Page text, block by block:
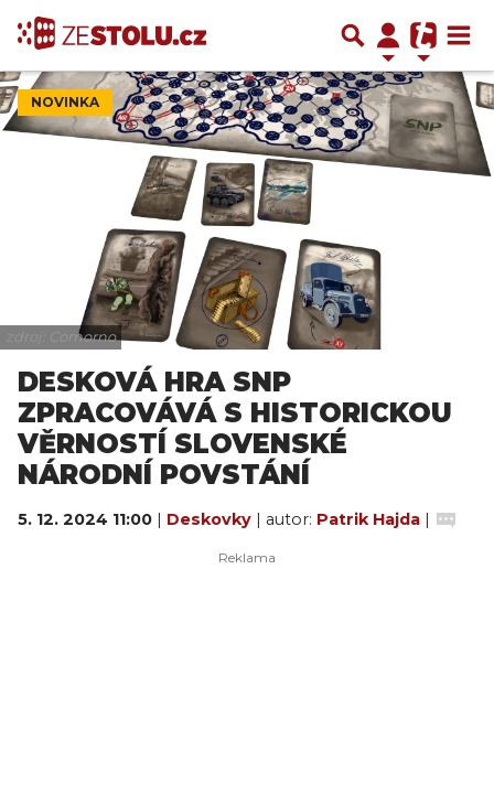
NOVINKA
zdroj: Comorno
DESKOVÁ HRA SNP
ZPRACOVÁVÁ S HISTORICKOU
VĚRNOSTÍ SLOVENSKÉ
NÁRODNÍ POVSTÁNÍ
5. 12. 2024 11:00 | Deskovky | autor: Patrik Hajda |